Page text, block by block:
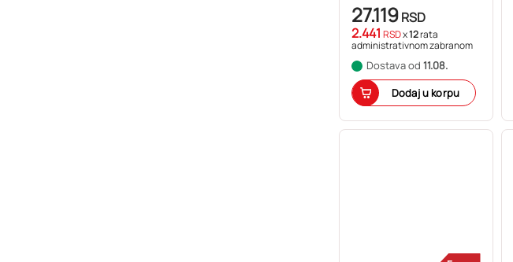
27.119RSD
2.441 RSDx12rata
administrativnom zabranom
Dostava od 11.08.
Dodaj u korpu